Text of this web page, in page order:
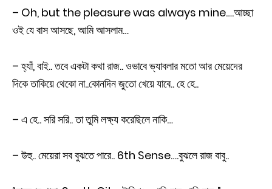
– Oh, but the pleasure was always mine….আচ্ছা
ওই যে বাস আসছে, আমি আসলাম…
– হ্যাঁ, বাই.. তবে একটা কথা রাজ.. ওভাবে ভ্যাবলার মতো আর মেয়েদের
দিকে তাকিয়ে থেকো না..কোনদিন জুতো খেয়ে যাবে.. হে হে..
– এ হে.. সরি সরি.. তা তুমি লক্ষ্য করেছিলে নাকি…
– উহু.. মেয়েরা সব বুঝতে পারে.. 6th Sense….বুঝলে রাজ বাবু..